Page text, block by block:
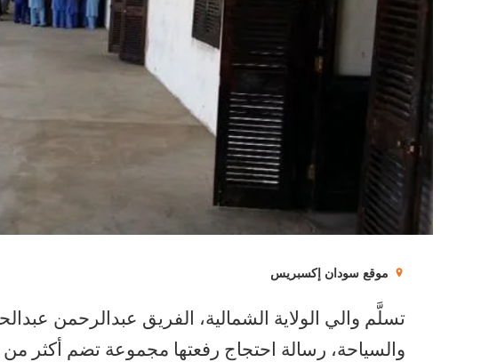
موقع سودان إكسبريس
تسلَّم والي الولاية الشمالية، الفريق عبدالرحمن
والسياحة، رسالة احتجاج رفعتها مجموعة تضم أكثر من